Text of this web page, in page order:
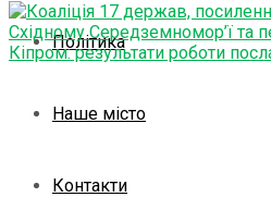
Політика
Наше місто
Контакти